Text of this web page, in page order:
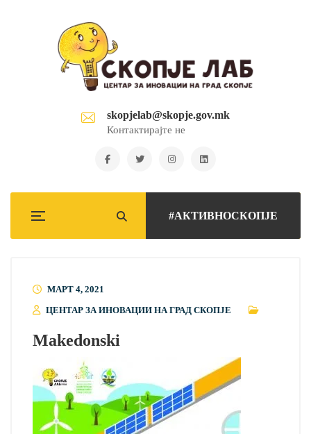
skopjelab@skopje.gov.mk
Контактирајте не
#АКТИВНОСКОПЈЕ
МАРТ 4, 2021
ЦЕНТАР ЗА ИНОВАЦИИ НА ГРАД СКОПЈЕ
Makedonski